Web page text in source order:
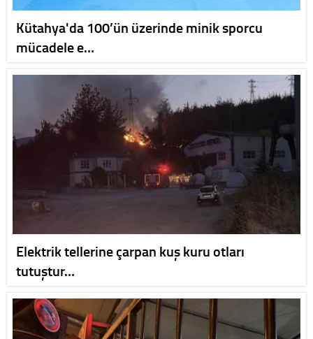
Kütahya'da 100’ün üzerinde minik sporcu
mücadele e…
Elektrik tellerine çarpan kuş kuru otları
tutuştur…